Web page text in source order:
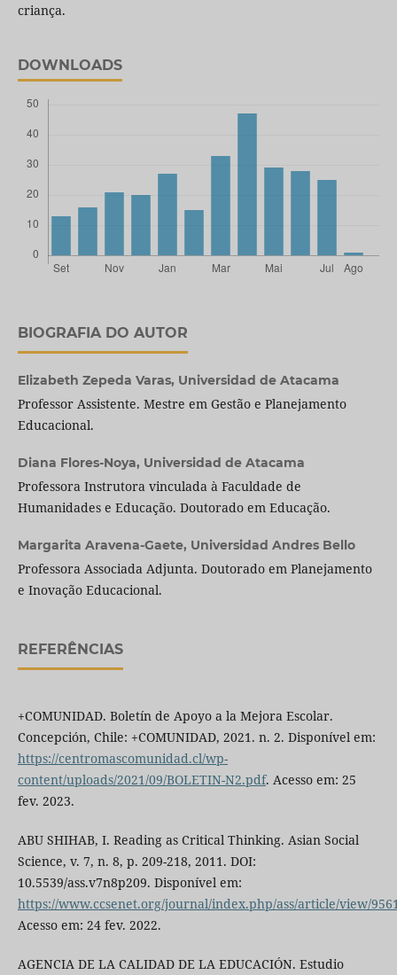
criança.
DOWNLOADS
BIOGRAFIA DO AUTOR
Elizabeth Zepeda Varas, Universidad de Atacama
Professor Assistente. Mestre em Gestão e Planejamento
Educacional.
Diana Flores-Noya, Universidad de Atacama
Professora Instrutora vinculada à Faculdade de
Humanidades e Educação. Doutorado em Educação.
Margarita Aravena-Gaete, Universidad Andres Bello
Professora Associada Adjunta. Doutorado em Planejamento
e Inovação Educacional.
REFERÊNCIAS
+COMUNIDAD. Boletín de Apoyo a la Mejora Escolar.
Concepción, Chile: +COMUNIDAD, 2021. n. 2. Disponível em:
https://centromascomunidad.cl/wp-
content/uploads/2021/09/BOLETIN-N2.pdf. Acesso em: 25
fev. 2023.
ABU SHIHAB, I. Reading as Critical Thinking. Asian Social
Science, v. 7, n. 8, p. 209-218, 2011. DOI:
10.5539/ass.v7n8p209. Disponível em:
https://www.ccsenet.org/journal/index.php/ass/article/view/
Acesso em: 24 fev. 2022.
AGENCIA DE LA CALIDAD DE LA EDUCACIÓN. Estudio